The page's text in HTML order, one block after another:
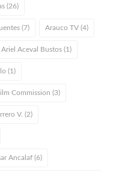
(26)
(7) Arauco TV (4)
Ariel Aceval Bustos (1)
(1)
Commission (3)
V. (2)
Ancalaf (6)